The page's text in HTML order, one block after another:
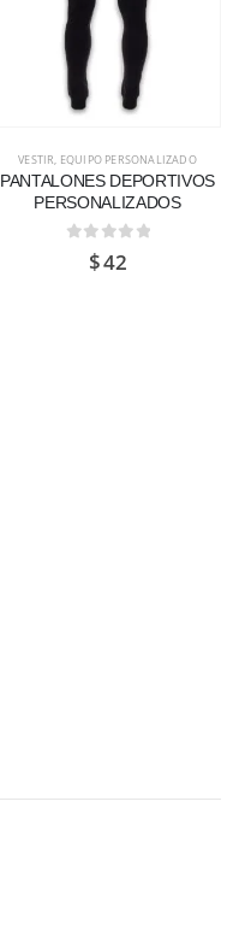
VESTIR, EQUIPO PERSONALIZADO
PANTALONES DEPORTIVOS
PERSONALIZADOS
de 5
$42